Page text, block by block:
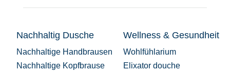
Nachhaltig Dusche
Nachhaltige Handbrausen
Nachhaltige Kopfbrause
Wellness & Gesundheit
Wohlfühlarium
Elixator douche